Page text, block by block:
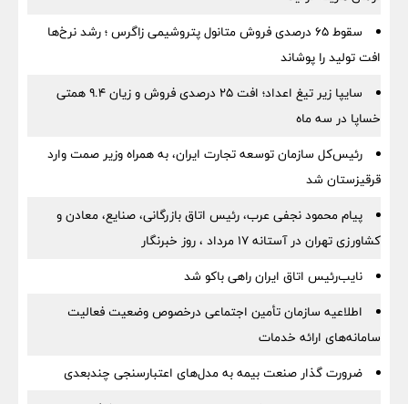
سقوط ۶۵ درصدی فروش متانول پتروشیمی زاگرس ؛ رشد نرخ‌ها
افت تولید را پوشاند
سایپا زیر تیغ اعداد؛ افت ۲۵ درصدی فروش و زیان ۹.۴ همتی
خساپا در سه ماه
رئیس‌کل سازمان توسعه تجارت ایران، به همراه وزیر صمت وارد
قرقیزستان شد
پیام محمود نجفی عرب، رئیس اتاق بازرگانی، صنایع، معادن و
کشاورزی تهران در آستانه 17 مرداد ، روز خبرنگار
نایب‌رئیس اتاق ایران راهی باکو شد
اطلاعیه سازمان تأمین اجتماعی درخصوص وضعیت فعالیت
سامانه‌های ارائه خدمات
ضرورت گذار صنعت بیمه به مدل‌های اعتبارسنجی چندبعدی